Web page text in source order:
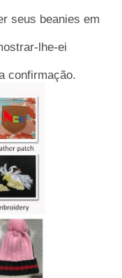
seus beanies em
lhe-ei
confirmação.